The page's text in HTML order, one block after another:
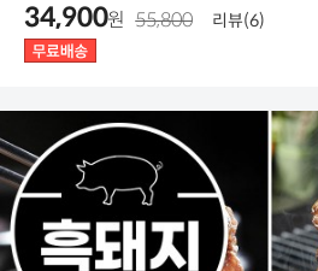
34,900원 55,800 리뷰(6)